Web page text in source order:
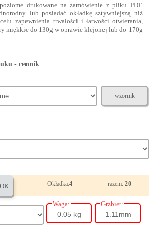
drukowane na zamówienie z pliku PDF.
lub posiadać okładkę sztywniejszą niż
zapewnienia trwałości i łatwości otwierania,
miękkie do 130g w oprawie klejonej lub do 170g
- cennik
wzornik
OK Okładka:4 razem:20
Waga:
0.05 kg
Grzbiet:
1.11mm